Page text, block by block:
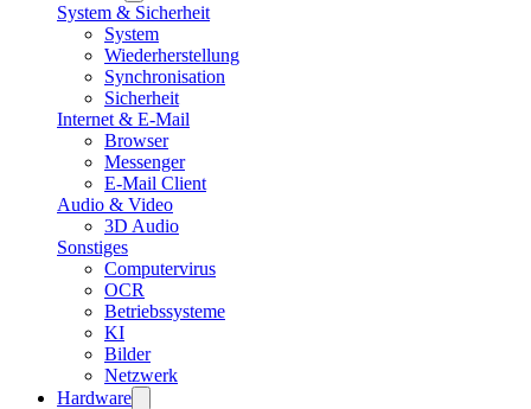
System & Sicherheit
System
Wiederherstellung
Synchronisation
Sicherheit
Internet & E-Mail
Browser
Messenger
E-Mail Client
Audio & Video
3D Audio
Sonstiges
Computervirus
OCR
Betriebssysteme
KI
Bilder
Netzwerk
Hardware